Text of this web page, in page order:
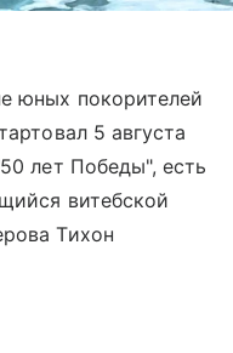
юных покорителей
5 августа
лет Победы", есть
витебской
Тихон